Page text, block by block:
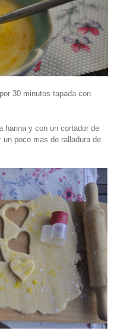
30 minutos tapada con
harina y con un cortador de
poco mas de ralladura de